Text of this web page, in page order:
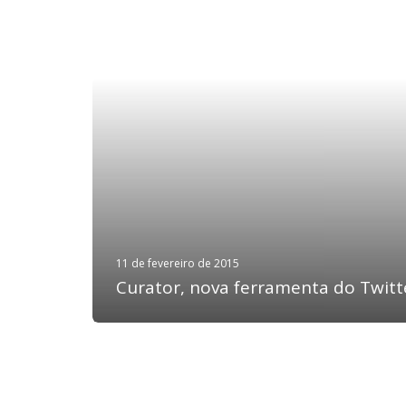
11 de fevereiro de 2015
Curator, nova ferramenta do